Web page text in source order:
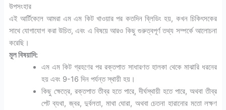
উপসংহার
এই আর্টিকেলে আমরা এম এম কিট খাওয়ার পর কতদিন ব্লিডিং হয়, কখন চিকিৎসকের
সাথে যোগাযোগ করা উচিত, এবং এ বিষয়ে আরও কিছু গুরুত্বপূর্ণ তথ্য সম্পর্কে আলোচনা
করেছি।
মূল বিষয়াদি:
এম এম কিট গ্রহণের পর রক্তপাত সাধারণত হালকা থেকে মাঝারি ধরনের
হয় এবং 9-16 দিন পর্যন্ত স্থায়ী হয়।
কিছু ক্ষেত্রে, রক্তপাত তীব্র হতে পারে, দীর্ঘস্থায়ী হতে পারে, অথবা তীব্র
পেট ব্যথা, জ্বর, দুর্বলতা, মাথা ঘোরা, অথবা চেতনা হারানোর মতো লক্ষণ